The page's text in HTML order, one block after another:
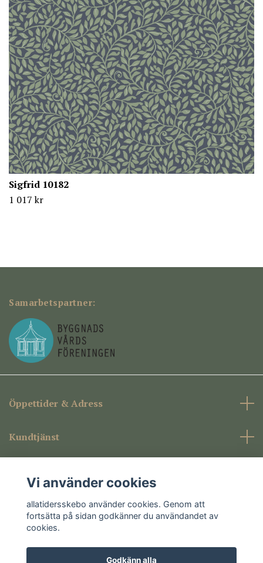
Sigfrid 10182
1 017 kr
Samarbetspartner:
Öppettider & Adress
Kundtjänst
Sociala medier
Vi använder cookies
allatidersskebo använder cookies. Genom att
fortsätta på sidan godkänner du användandet av
cookies.
Godkänn alla